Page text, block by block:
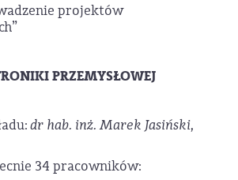
projektów
PRZEMYSŁOWEJ
dr hab. inż. Marek Jasiński,
34 pracowników: